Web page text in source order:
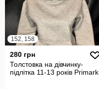
152, 158
280 грн
Толстовка на дівчинку-
підлітка 11-13 років Primark